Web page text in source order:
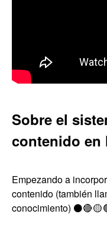
Sobre el
contenido en
Empezando a
contenido (también
conocimiento) ⚫🔴 🟡